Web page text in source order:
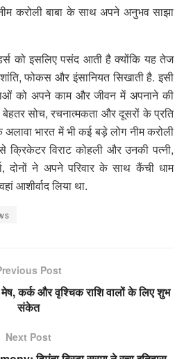
करोली बाबा के साथ अपने अनुभव साझा
को इसलिए पसंद आती है क्योंकि यह तेज
फोकस और इंसानियत सिखाती है. इसी
को अपने काम और जीवन में अपनाने की
सोच, रचनात्मकता और दूसरों के प्रति
भारत में भी कई बड़े लोग नीम करोली
विराट कोहली और उनकी पत्नी,
दोनों ने अपने परिवार के साथ कैंची धाम
आशीर्वाद लिया था.
Post
मेष, कर्क और वृश्चिक राशि वालों के लिए शुभ
संकेत
Next Post